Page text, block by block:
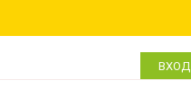
ВХОД